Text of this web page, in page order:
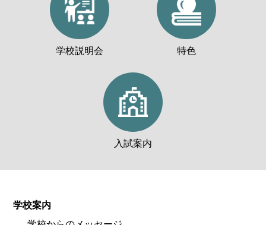
学校説明会 特色
入試案内
学校案内